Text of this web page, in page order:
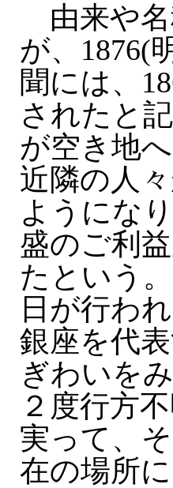
由来や名
が、1876(
聞には、
されたと
が空き地
近隣の人
ようにな
盛のご利
たという
日が行わ
銀座を代
ぎわいを
２度行方
実って、
在の場所に